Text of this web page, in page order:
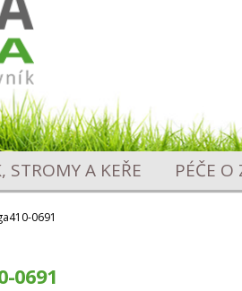
STROMY A KEŘE PÉČE O
0691
0691